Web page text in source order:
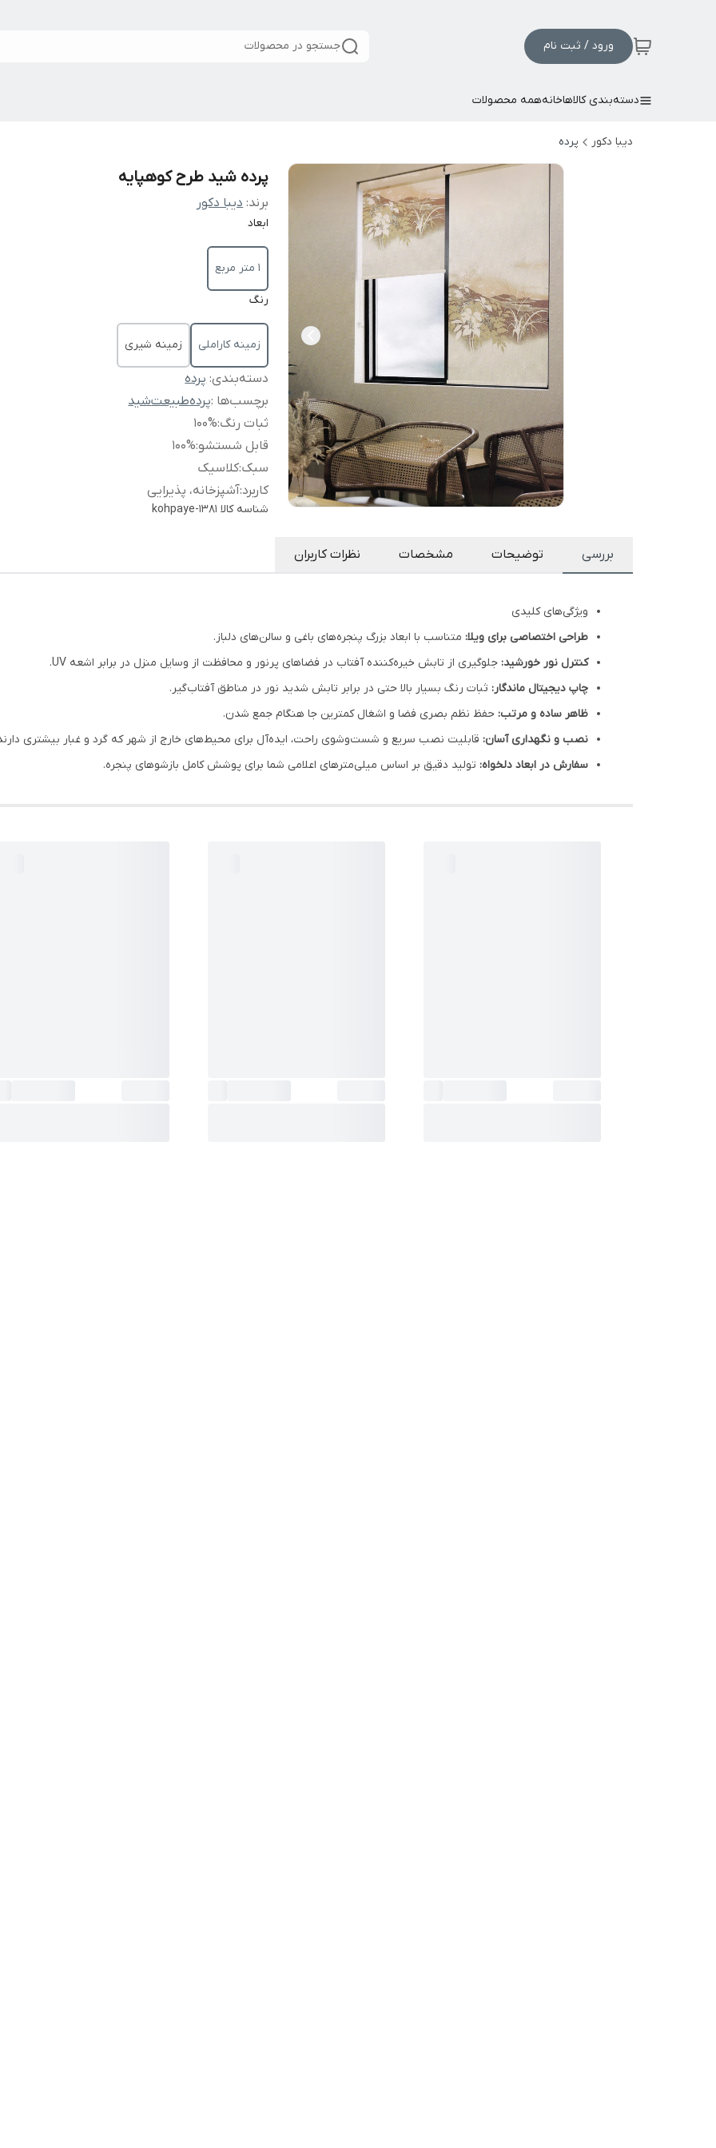
ورود / ثبت نام جستجو در محصولات
دسته‌بندی کالاهاخانههمه محصولات
دیبا دکور پرده
پرده شید طرح کوهپایه
برند: دیبا دکور
ابعاد
1 متر مربع
رنگ
زمینه کاراملی زمینه شیری
دسته‌بندی:پرده
برچسب‌ها :پردهطبیعتشید
ثبات رنگ:
100%
قابل شستشو:
100%
سبک:کلاسیک
کاربرد:آشپزخانه، پذیرایی
شناسه کالا kohpaye-1381
بررسی توضیحات مشخصات نظرات کاربران
ویژگی‌های کلیدی
طراحی اختصاصی برای ویلا: متناسب با ابعاد بزرگ پنجره‌های باغی و سالن‌های دلباز.
کنترل نور خورشید: جلوگیری از تابش خیره‌کننده آفتاب در فضاهای پرنور و محافظت از وسایل منزل در برابر اشعه UV.
چاپ دیجیتال ماندگار: ثبات رنگ بسیار بالا حتی در برابر تابش شدید نور در مناطق آفتاب‌گیر.
ظاهر ساده و مرتب: حفظ نظم بصری فضا و اشغال کمترین جا هنگام جمع شدن.
نصب و نگهداری آسان: قابلیت نصب سریع و شست‌وشوی راحت، ایده‌آل برای محیط‌های خارج از شهر که گرد و غبار بیشتری
سفارش در ابعاد دلخواه: تولید دقیق بر اساس میلی‌مترهای اعلامی شما برای پوشش کامل بازشوهای پنجره.